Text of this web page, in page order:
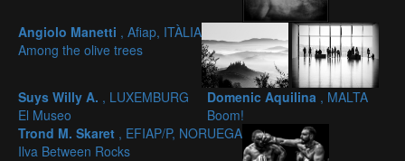
Angiolo Manetti , Afiap, ITÀLIA
Among the olive trees
Suys Willy A. , LUXEMBURG
El Museo
Domenic Aquilina , MALTA
Boom!
Trond M. Skaret , EFIAP/P, NORUEGA
Ilva Between Rocks